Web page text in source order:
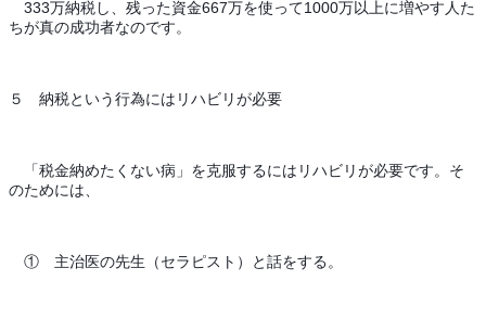
333万納税し、残った資金667万を使って1000万以上に増やす人た
ちが真の成功者なのです。
５　納税という行為にはリハビリが必要
「税金納めたくない病」を克服するにはリハビリが必要です。そ
のためには、
①　主治医の先生（セラピスト）と話をする。